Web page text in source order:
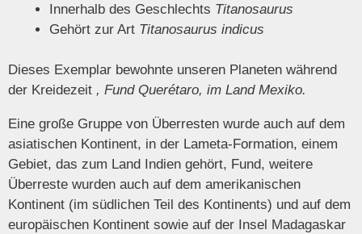
Innerhalb des Geschlechts Titanosaurus
Gehört zur Art Titanosaurus indicus
Dieses Exemplar bewohnte unseren Planeten während
der Kreidezeit , Fund Querétaro, im Land Mexiko.
Eine große Gruppe von Überresten wurde auch auf dem
asiatischen Kontinent, in der Lameta-Formation, einem
Gebiet, das zum Land Indien gehört, Fund, weitere
Überreste wurden auch auf dem amerikanischen
Kontinent (im südlichen Teil des Kontinents) und auf dem
europäischen Kontinent sowie auf der Insel Madagaskar